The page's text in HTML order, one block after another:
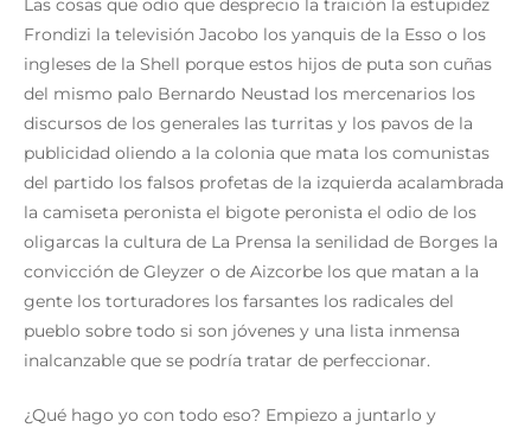
Las cosas que odio que desprecio la traición la estupidez
Frondizi la televisión Jacobo los yanquis de la Esso o los
ingleses de la Shell porque estos hijos de puta son cuñas
del mismo palo Bernardo Neustad los mercenarios los
discursos de los generales las turritas y los pavos de la
publicidad oliendo a la colonia que mata los comunistas
del partido los falsos profetas de la izquierda acalambrada
la camiseta peronista el bigote peronista el odio de los
oligarcas la cultura de La Prensa la senilidad de Borges la
convicción de Gleyzer o de Aizcorbe los que matan a la
gente los torturadores los farsantes los radicales del
pueblo sobre todo si son jóvenes y una lista inmensa
inalcanzable que se podría tratar de perfeccionar.
¿Qué hago yo con todo eso? Empiezo a juntarlo y